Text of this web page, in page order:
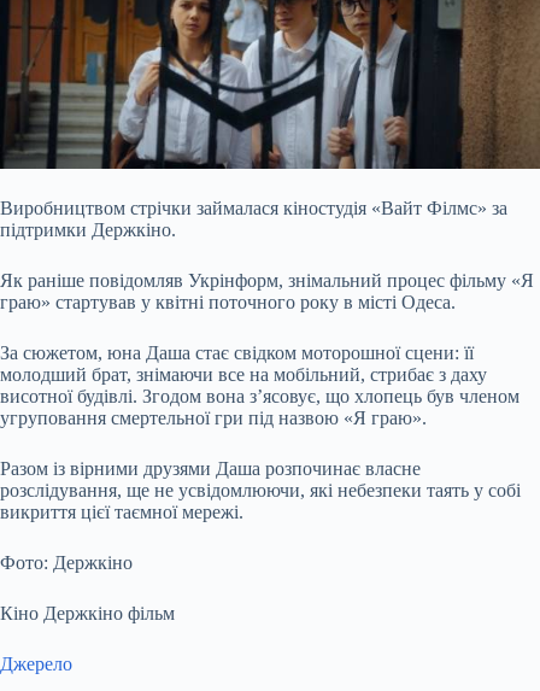
Виробництвом стрічки займалася кіностудія «Вайт Філмс» за
підтримки Держкіно.
Як раніше повідомляв Укрінформ, знімальний процес фільму «Я
граю» стартував у квітні поточного року в місті Одеса.
За сюжетом, юна Даша стає свідком моторошної сцени: її
молодший брат, знімаючи все на мобільний, стрибає з даху
висотної будівлі. Згодом вона з’ясовує, що хлопець був членом
угруповання смертельної гри під назвою «Я граю».
Разом із вірними друзями Даша розпочинає власне
розслідування, ще не усвідомлюючи, які небезпеки таять у собі
викриття цієї таємної мережі.
Фото: Держкіно
Кіно Держкіно фільм
Джерело